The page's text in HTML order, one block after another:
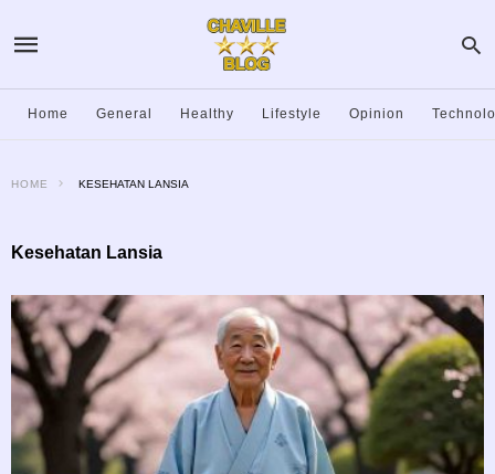
Home General Healthy Lifestyle Opinion
HOME KESEHATAN LANSIA
Kesehatan Lansia